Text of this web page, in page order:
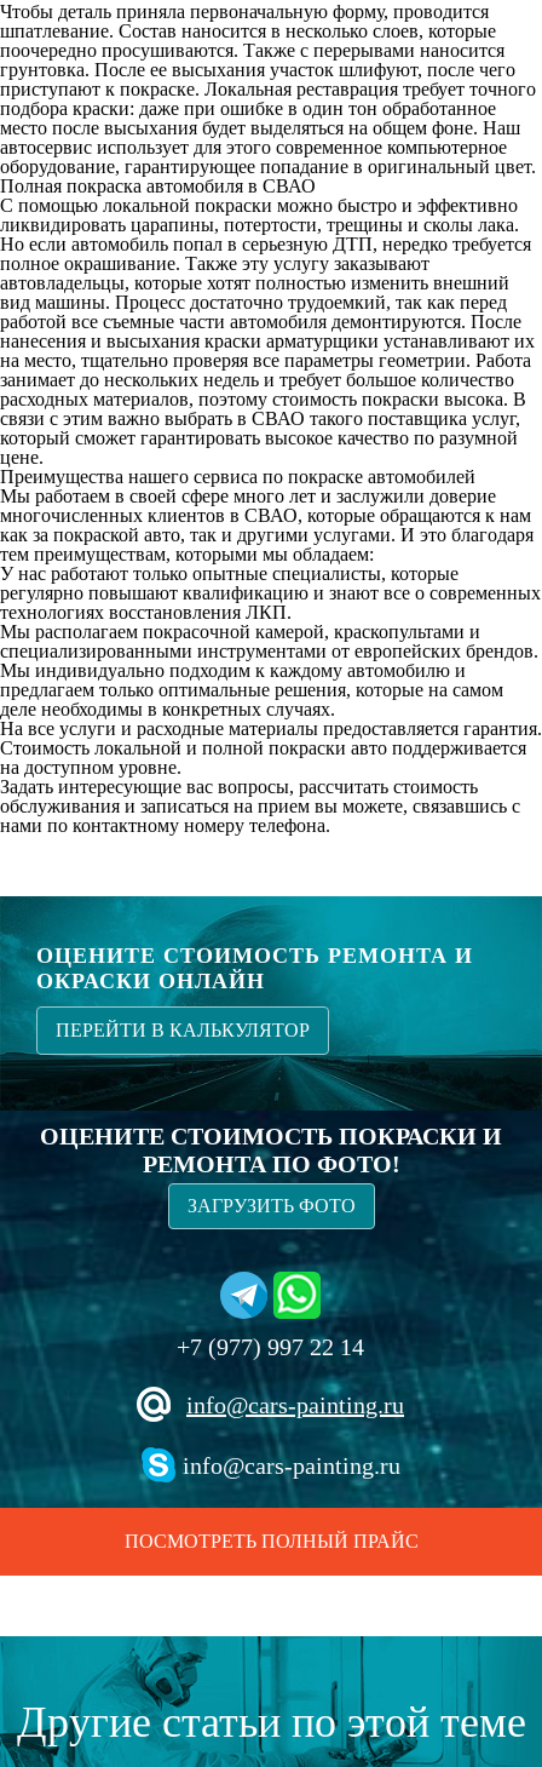
Чтобы деталь приняла первоначальную форму, проводится
шпатлевание. Состав наносится в несколько слоев, которые
поочередно просушиваются. Также с перерывами наносится
грунтовка. После ее высыхания участок шлифуют, после чего
приступают к покраске. Локальная реставрация требует точного
подбора краски: даже при ошибке в один тон обработанное
место после высыхания будет выделяться на общем фоне. Наш
автосервис использует для этого современное компьютерное
оборудование, гарантирующее попадание в оригинальный цвет.
Полная покраска автомобиля в СВАО
С помощью локальной покраски можно быстро и эффективно
ликвидировать царапины, потертости, трещины и сколы лака.
Но если автомобиль попал в серьезную ДТП, нередко требуется
полное окрашивание. Также эту услугу заказывают
автовладельцы, которые хотят полностью изменить внешний
вид машины. Процесс достаточно трудоемкий, так как перед
работой все съемные части автомобиля демонтируются. После
нанесения и высыхания краски арматурщики устанавливают их
на место, тщательно проверяя все параметры геометрии. Работа
занимает до нескольких недель и требует большое количество
расходных материалов, поэтому стоимость покраски высока. В
связи с этим важно выбрать в СВАО такого поставщика услуг,
который сможет гарантировать высокое качество по разумной
цене.
Преимущества нашего сервиса по покраске автомобилей
Мы работаем в своей сфере много лет и заслужили доверие
многочисленных клиентов в СВАО, которые обращаются к нам
как за покраской авто, так и другими услугами. И это благодаря
тем преимуществам, которыми мы обладаем:
У нас работают только опытные специалисты, которые
регулярно повышают квалификацию и знают все о современных
технологиях восстановления ЛКП.
Мы располагаем покрасочной камерой, краскопультами и
специализированными инструментами от европейских брендов.
Мы индивидуально подходим к каждому автомобилю и
предлагаем только оптимальные решения, которые на самом
деле необходимы в конкретных случаях.
На все услуги и расходные материалы предоставляется гарантия.
Стоимость локальной и полной покраски авто поддерживается
на доступном уровне.
Задать интересующие вас вопросы, рассчитать стоимость
обслуживания и записаться на прием вы можете, связавшись с
нами по контактному номеру телефона.
ОЦЕНИТЕ СТОИМОСТЬ РЕМОНТА И
ОКРАСКИ ОНЛАЙН
ПЕРЕЙТИ В КАЛЬКУЛЯТОР
ОЦЕНИТЕ СТОИМОСТЬ ПОКРАСКИ И
РЕМОНТА ПО ФОТО!
ЗАГРУЗИТЬ ФОТО
+7 (977) 997 22 14
info@cars-painting.ru
info@cars-painting.ru
ПОСМОТРЕТЬ ПОЛНЫЙ ПРАЙС
Другие статьи по этой теме